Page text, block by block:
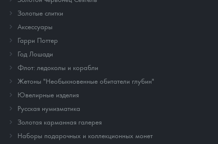
Золотые слитки
Аксессуары
Гарри Поттер
Год Лошади
Флот: ледоколы и корабли
Жетоны "Необыкновенные обитатели глубин"
Ювелирные изделия
Русская нумизматика
Золотая карманная галерея
Наборы подарочных и коллекционных монет